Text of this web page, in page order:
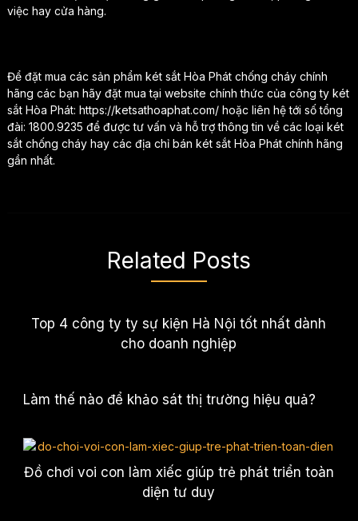
việc hay cửa hàng.
Để đặt mua các sản phẩm két sắt Hòa Phát chống cháy chính
hãng các bạn hãy đặt mua tại website chính thức của công ty két
sắt Hòa Phát: https://ketsathoaphat.com/ hoặc liên hệ tới số tổng
đài: 1800.9235 để được tư vấn và hỗ trợ thông tin về các loại két
sắt chống cháy hay các địa chỉ bán két sắt Hòa Phát chính hãng
gần nhất.
Related Posts
Top 4 công ty ty sự kiện Hà Nội tốt nhất dành
cho doanh nghiệp
Làm thế nào để khảo sát thị trường hiệu quả?
Đồ chơi voi con làm xiếc giúp trẻ phát triển toàn
diện tư duy